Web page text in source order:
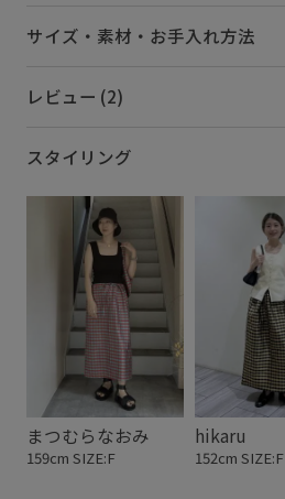
サイズ・素材・お手入れ方法
レビュー (2)
スタイリング
まつむらなおみ
159cm SIZE:F
hikaru
152cm SIZE:F